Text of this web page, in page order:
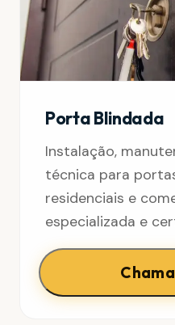
Porta Blindada
Instalação,
técnica para
residenciais e
especializada e